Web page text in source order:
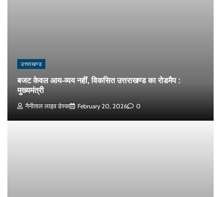
उत्तराखण्ड
बजट केवल आय-व्यय नहीं, विकसित उत्तराखण्ड का रोडमैप :
मुख्यमंत्री
नैनीताल लाइव डेस्क February 20, 2026 0